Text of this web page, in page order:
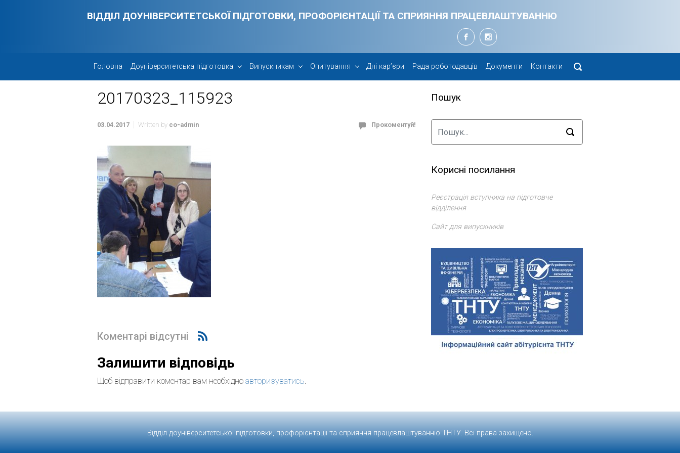
ВІДДІЛ ДОУНІВЕРСИТЕТСЬКОЇ ПІДГОТОВКИ, ПРОФОРІЄНТАЦІЇ ТА СПРИЯННЯ ПРАЦЕВЛАШТУВАННЮ
Головна Доуніверситетська підготовка Випускникам Опитування Дні кар’єри Рада роботодавців Документи Контакти
20170323_115923
03.04.2017 Written by co-admin Прокоментуй!
Коментарі відсутні
Залишити відповідь
Щоб відправити коментар вам необхідно авторизуватись.
Пошук
Корисні посилання
Реєстрація вступника на підготовче
відділення
Сайт для випускників
Відділ доуніверситетської підготовки, профорієнтації та сприяння працевлаштуванню ТНТУ. Всі права захищено.